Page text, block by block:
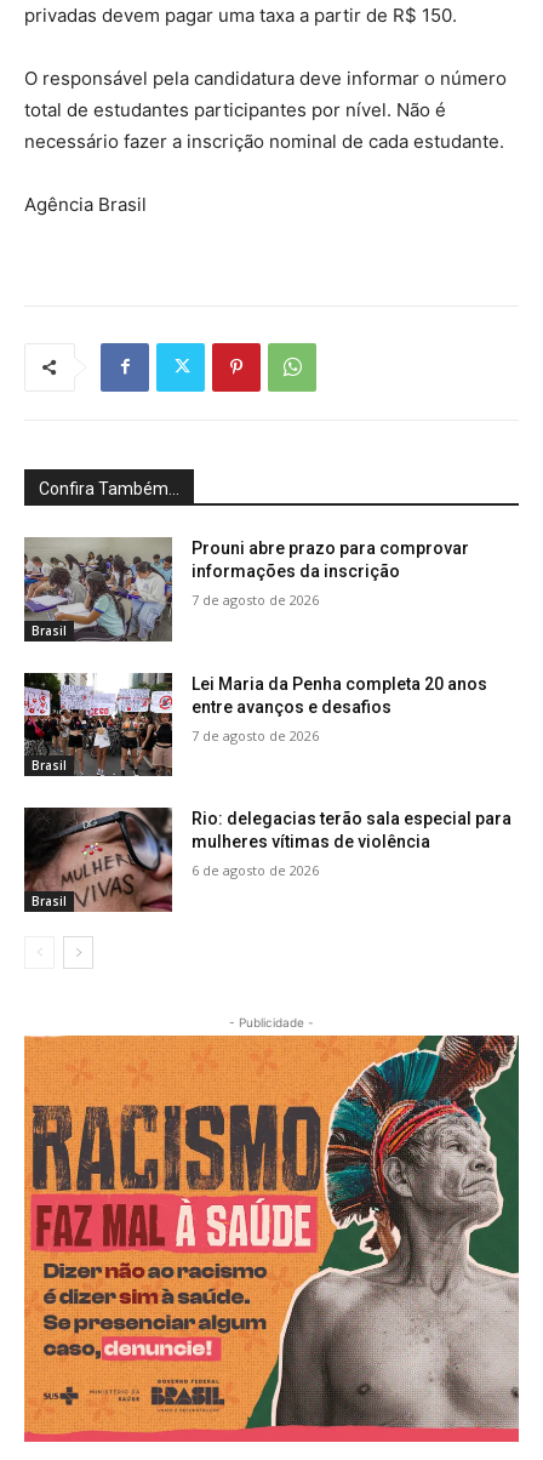
privadas devem pagar uma taxa a partir de R$ 150.
O responsável pela candidatura deve informar o número
total de estudantes participantes por nível. Não é
necessário fazer a inscrição nominal de cada estudante.
Agência Brasil
Confira Também...
Brasil
Prouni abre prazo para comprovar
informações da inscrição
7 de agosto de 2026
Brasil
Lei Maria da Penha completa 20 anos
entre avanços e desafios
7 de agosto de 2026
Brasil
Rio: delegacias terão sala especial para
mulheres vítimas de violência
6 de agosto de 2026
- Publicidade -